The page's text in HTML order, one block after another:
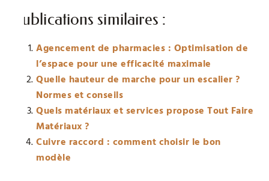
Publications similaires :
Agencement de pharmacies : Optimisation de
l’espace pour une efficacité maximale
Quelle hauteur de marche pour un escalier ?
Normes et conseils
Quels matériaux et services propose Tout Faire
Matériaux ?
Cuivre raccord : comment choisir le bon
modèle